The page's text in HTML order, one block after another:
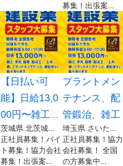
募集！出張案...
【日払い可
能】日給13,0
00円〜雑工...
茨城県 北茨城...
正社員募集！バイ
ト募集！協力会社
募集！出張案...
プラントメン
テナンス、配
管鍛治、雑工
埼玉県 さいた...
正社員募集！協力
会社募集！ 全国
の方募集中...